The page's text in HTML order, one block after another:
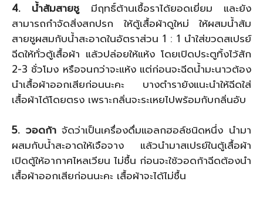
4. น้ำส้มสายชูมีฤทธิ์ต้านเชื้อราได้ยอดเยี่ยม และยัง
สามารถกำจัดสิ่งสกปรก ให้ตู้เสื้อผ้าดูใหม่ ให้ผสมน้ำส้ม
สายชูผสมกับน้ำสะอาดในอัตราส่วน 1 : 1 นำใส่ขวดสเปรย์
ฉีดให้ทั่วตู้เสื้อผ้า แล้วปล่อยให้แห้ง โดยเปิดประตูทิ้งไว้สัก
2-3 ชั่วโมง หรือจนกว่าจะแห้ง แต่ก่อนจะฉีดน้ำมะนาวต้อง
นำเสื้อผ้าออกเสียก่อนนะคะ บางตำรายังแนะนำให้ฉีดใส่
เสื้อผ้าได้โดยตรง เพราะกลิ่นจะระเหยไปพร้อมกับกลิ่นอับ
5. วอดก้าจัดว่าเป็นเครื่องดื่มแอลกฮอล์ชนิดหนึ่ง นำมา
ผสมกับน้ำสะอาดให้เจือจาง แล้วนำมาสเปรย์ในตู้เสื้อผ้า
เปิดตู้ให้อากาศไหลเวียน ไม่ชื้น ก่อนจะใช้วอดก้าฉีดต้องนำ
เสื้อผ้าออกเสียก่อนนะคะ เสื้อผ้าจะได้ไม่ชื้น